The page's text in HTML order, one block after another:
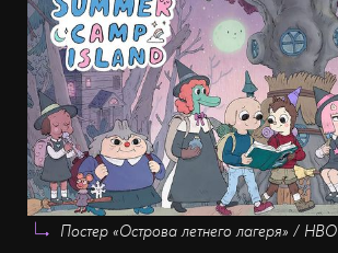
Постер «Острова летнего лагеря» / HBO